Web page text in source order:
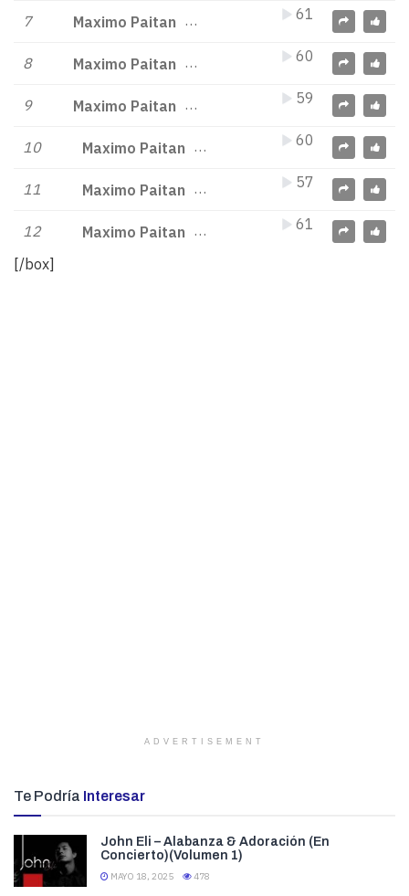
7 Maximo Paitan 61
8 Maximo Paitan 60
9 Maximo Paitan 59
10 Maximo Paitan 60
11 Maximo Paitan 57
12 Maximo Paitan 61
[/box]
ADVERTISEMENT
Te Podría Interesar
John Eli – Alabanza & Adoración (En
Concierto)(Volumen 1)
MAYO 18, 2025 478